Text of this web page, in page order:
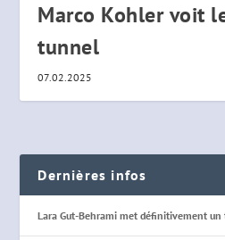
Marco Kohler voit
tunnel
07.02.2025
Dernières infos
Lara Gut-Behrami met définitivement un